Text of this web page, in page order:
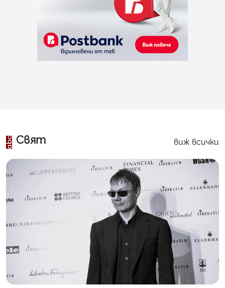
Свят виж всички